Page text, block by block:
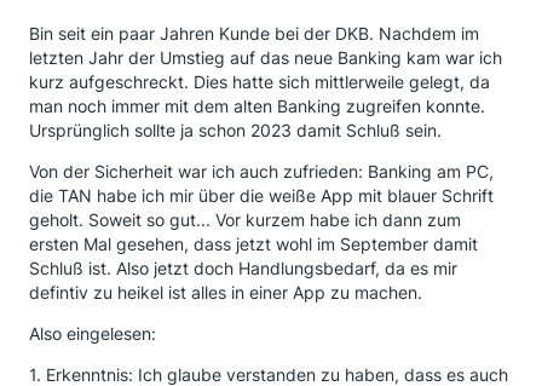
Bin seit ein paar Jahren Kunde bei der DKB. Nachdem im
letzten Jahr der Umstieg auf das neue Banking kam war ich
kurz aufgeschreckt. Dies hatte sich mittlerweile gelegt, da
man noch immer mit dem alten Banking zugreifen konnte.
Ursprünglich sollte ja schon 2023 damit Schluß sein.
Von der Sicherheit war ich auch zufrieden: Banking am PC,
die TAN habe ich mir über die weiße App mit blauer Schrift
geholt. Soweit so gut... Vor kurzem habe ich dann zum
ersten Mal gesehen, dass jetzt wohl im September damit
Schluß ist. Also jetzt doch Handlungsbedarf, da es mir
defintiv zu heikel ist alles in einer App zu machen.
Also eingelesen:
1. Erkenntnis: Ich glaube verstanden zu haben, dass es auch